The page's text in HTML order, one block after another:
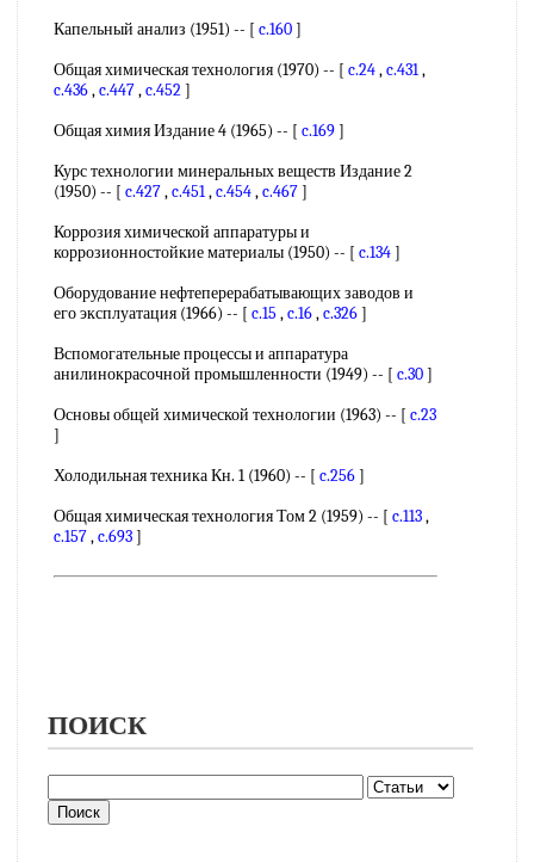
Капельный анализ (1951) -- [ c.160]
Общая химическая технология (1970) -- [ c.24,c.431,
c.436,c.447,c.452]
Общая химия Издание 4 (1965) -- [ c.169]
Курс технологии минеральных веществ Издание 2
(1950) -- [ c.427,c.451,c.454,c.467]
Коррозия химической аппаратуры и
коррозионностойкие материалы (1950) -- [ c.134]
Оборудование нефтеперерабатывающих заводов и
его эксплуатация (1966) -- [ c.15 ,c.16,c.326]
Вспомогательные процессы и аппаратура
анилинокрасочной промышленности (1949) -- [ c.30]
Основы общей химической технологии (1963) -- [ c.23
]
Холодильная техника Кн. 1 (1960) -- [ c.256]
Общая химическая технология Том 2 (1959) -- [ c.113,
c.157,c.693]
ПОИСК